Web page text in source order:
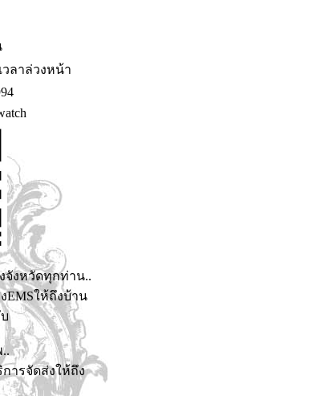
ลาล่วงหน้า
จังหวัดทุกท่าน..
EMSให้ถึงบ้าน
ารจัดส่งให้ถึง